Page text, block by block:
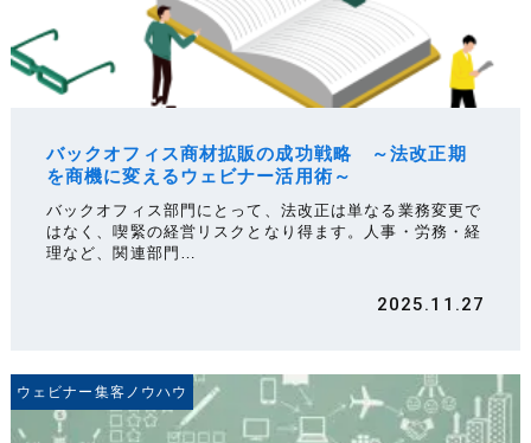
バックオフィス商材拡販の成功戦略 ～法改正期
を商機に変えるウェビナー活用術～
バックオフィス部門にとって、法改正は単なる業務変更で
はなく、喫緊の経営リスクとなり得ます。人事・労務・経
理など、関連部門…
2025.11.27
ウェビナー集客ノウハウ